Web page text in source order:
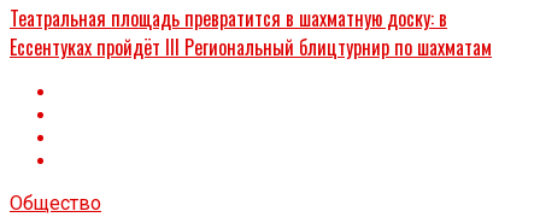
Театральная площадь превратится в шахматную доску: в
Ессентуках пройдёт III Региональный блицтурнир по шахматам
Общество